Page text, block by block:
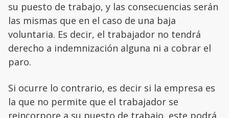
su puesto de trabajo, y las consecuencias serán
las mismas que en el caso de una baja
voluntaria. Es decir, el trabajador no tendrá
derecho a indemnización alguna ni a cobrar el
paro.
Si ocurre lo contrario, es decir si la empresa es
la que no permite que el trabajador se